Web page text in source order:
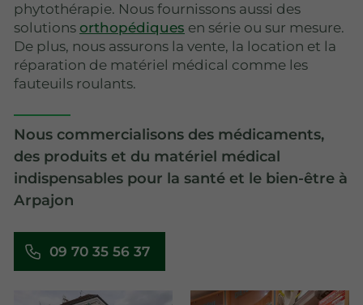
phytothérapie. Nous fournissons aussi des
solutions orthopédiques en série ou sur mesure.
De plus, nous assurons la vente, la location et la
réparation de matériel médical comme les
fauteuils roulants.
Nous commercialisons des médicaments,
des produits et du matériel médical
indispensables pour la santé et le bien-être à
Arpajon
09 70 35 56 37